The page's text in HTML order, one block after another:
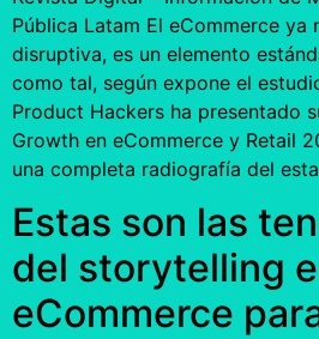
Pública Latam El eCommerce ya
disruptiva, es un elemento
como tal, según expone el
Product Hackers ha presentado
Growth en eCommerce y Retail
una completa radiografía del
Estas son las
del storytelling
eCommerce